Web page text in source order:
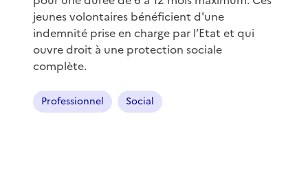
jeunes volontaires bénéficient d'une
indemnité prise en charge par l’Etat et qui
ouvre droit à une protection sociale
complète.
Professionnel Social